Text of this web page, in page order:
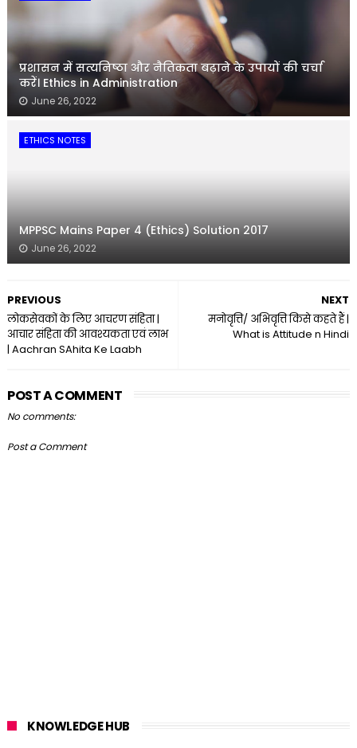
प्रशासन में सत्यनिष्ठा और नैतिकता बढ़ाने के उपायों की चर्चा
करें। Ethics in Administration
June 26, 2022
ETHICS NOTES
MPPSC Mains Paper 4 (Ethics) Solution 2017
June 26, 2022
NEXT
मनोवृत्ति/ अभिवृत्ति किसे कहते हैं |
What is Attitude n Hindi
PREVIOUS
लोकसेवकों के लिए आचरण संहिता |
आचार संहिता की आवश्यकता एवं लाभ
| Aachran SAhita Ke Laabh
POST A COMMENT
No comments:
Post a Comment
KNOWLEDGE HUB